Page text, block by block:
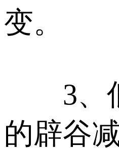
变。
3、
的辟谷